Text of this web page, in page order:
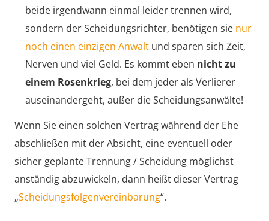
beide irgendwann einmal leider trennen wird,
sondern der Scheidungsrichter, benötigen sie nur
noch einen einzigen Anwalt und sparen sich Zeit,
Nerven und viel Geld. Es kommt eben nicht zu
einem Rosenkrieg, bei dem jeder als Verlierer
auseinandergeht, außer die Scheidungsanwälte!
Wenn Sie einen solchen Vertrag während der Ehe
abschließen mit der Absicht, eine eventuell oder
sicher geplante Trennung / Scheidung möglichst
anständig abzuwickeln, dann heißt dieser Vertrag
„Scheidungsfolgenvereinbarung“.